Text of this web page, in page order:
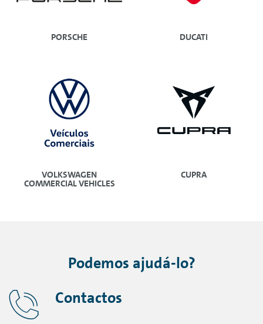
PORSCHE DUCATI
VOLKSWAGEN
COMMERCIAL VEHICLES
CUPRA
Podemos ajudá-lo?
Contactos